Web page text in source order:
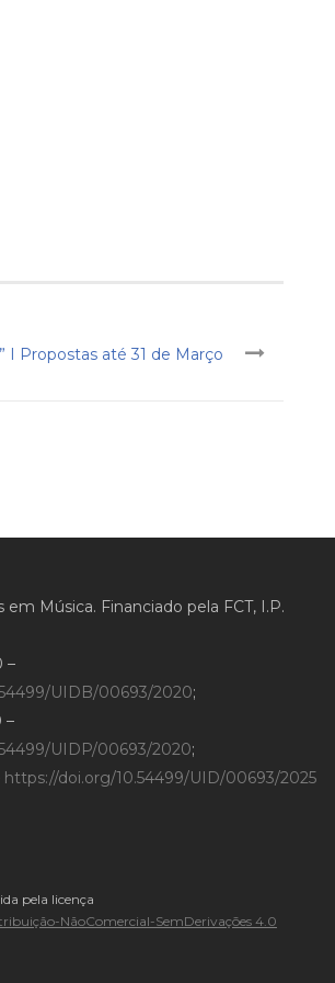
I Propostas até 31 de Março
Música. Financiado pela FCT, I.P.
–
UIDB/00693/2020;
–
UIDP/00693/2020;
https://doi.org/10.54499/UID/00693/2025
pela licença
NãoComercial-SemDerivações 4.0